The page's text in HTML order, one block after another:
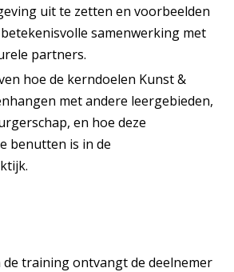
uit te zetten en voorbeelden
samenwerking met
partners.
hoe de kerndoelen Kunst &
met andere leergebieden,
en hoe deze
benutten is in de
training ontvangt de deelnemer